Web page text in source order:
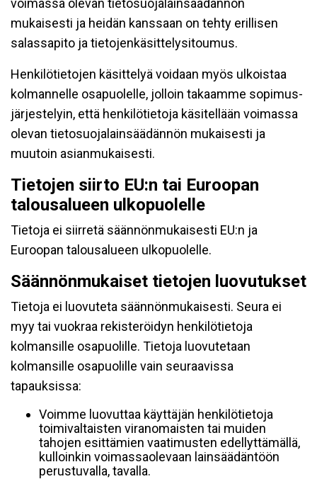
voimassa olevan tietosuojalainsäädännön
mukaisesti ja heidän kanssaan on tehty erillisen
salassapito ja tietojenkäsittelysitoumus.
Henkilötietojen käsittelyä voidaan myös ulkoistaa
kolmannelle osapuolelle, jolloin takaamme sopimus-
järjestelyin, että henkilötietoja käsitellään voimassa
olevan tietosuojalainsäädännön mukaisesti ja
muutoin asianmukaisesti.
Tietojen siirto EU:n tai Euroopan
talousalueen ulkopuolelle
Tietoja ei siirretä säännönmukaisesti EU:n ja
Euroopan talousalueen ulkopuolelle.
Säännönmukaiset tietojen luovutukset
Tietoja ei luovuteta säännönmukaisesti. Seura ei
myy tai vuokraa rekisteröidyn henkilötietoja
kolmansille osapuolille. Tietoja luovutetaan
kolmansille osapuolille vain seuraavissa
tapauksissa:
Voimme luovuttaa käyttäjän henkilötietoja
toimivaltaisten viranomaisten tai muiden
tahojen esittämien vaatimusten edellyttämällä,
kulloinkin voimassaolevaan lainsäädäntöön
perustuvalla, tavalla.